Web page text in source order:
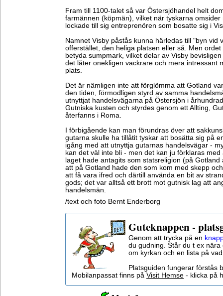
Fram till 1100-talet så var Östersjöhandel helt
farmännen (köpmän), vilket när tyskarna omsider
lockade till sig entreprenören som bosatte sig i
Namnet Visby påstås kunna härledas till "byn vid
offerstället, den heliga platsen eller så. Men
betyda sumpmark, vilket delar av Visby
det låter onekligen vackrare och mera intressant
plats.
Det är nämligen inte att förglömma att Gotland
den tiden, förmodligen styrd av samma
utnyttjat handelsvägarna på Östersjön i
Gutniska kusten och styrdes genom ett Allting,
återfanns i Roma.
I förbigående kan man förundras över att
gutarna skulle ha tillåtit tyskar att bosätta sig på
igång med att utnyttja gutarnas handelsvägar -
kan det väl inte bli - men det kan ju förklaras
laget hade antagits som statsreligion (på
att på Gotland hade den som kom med skepp
att få vara ifred och därtill använda en bit av
gods; det var alltså ett brott mot gutnisk lag att
handelsmän.
/text och foto Bernt Enderborg
Guteknappen -
Genom att trycka på en
du gudning. Står du t ex
om kyrkan och en lista på
Platsguiden fungerar förstås
Mobilanpassat finns på Visit Hemse - klicka på